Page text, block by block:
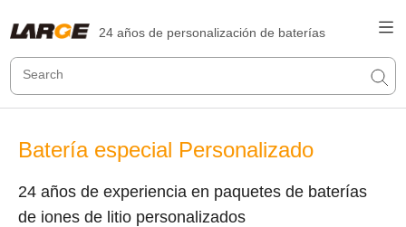
24 años de personalización de baterías
Batería especial Personalizado
24 años de experiencia en paquetes de baterías
de iones de litio personalizados